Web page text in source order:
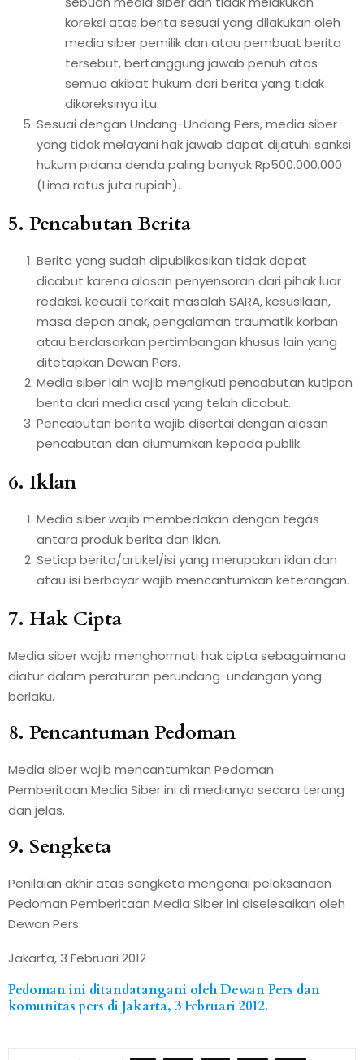
koreksi atas berita sesuai yang dilakukan oleh
media siber pemilik dan atau pembuat berita
tersebut, bertanggung jawab penuh atas
semua akibat hukum dari berita yang tidak
dikoreksinya itu.
Sesuai dengan Undang-Undang Pers, media siber
yang tidak melayani hak jawab dapat dijatuhi sanksi
hukum pidana denda paling banyak Rp500.000.000
(Lima ratus juta rupiah).
5. Pencabutan Berita
Berita yang sudah dipublikasikan tidak dapat
dicabut karena alasan penyensoran dari pihak luar
redaksi, kecuali terkait masalah SARA, kesusilaan,
masa depan anak, pengalaman traumatik korban
atau berdasarkan pertimbangan khusus lain yang
ditetapkan Dewan Pers.
Media siber lain wajib mengikuti pencabutan kutipan
berita dari media asal yang telah dicabut.
Pencabutan berita wajib disertai dengan alasan
pencabutan dan diumumkan kepada publik.
6. Iklan
Media siber wajib membedakan dengan tegas
antara produk berita dan iklan.
Setiap berita/artikel/isi yang merupakan iklan dan
atau isi berbayar wajib mencantumkan keterangan.
7. Hak Cipta
Media siber wajib menghormati hak cipta sebagaimana
diatur dalam peraturan perundang-undangan yang
berlaku.
8. Pencantuman Pedoman
Media siber wajib mencantumkan Pedoman
Pemberitaan Media Siber ini di medianya secara terang
dan jelas.
9. Sengketa
Penilaian akhir atas sengketa mengenai pelaksanaan
Pedoman Pemberitaan Media Siber ini diselesaikan oleh
Dewan Pers.
Jakarta, 3 Februari 2012
Pedoman ini ditandatangani oleh Dewan Pers dan
komunitas pers di Jakarta, 3 Februari 2012.